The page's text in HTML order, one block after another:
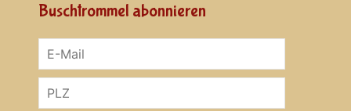
Buschtrommel abonnieren